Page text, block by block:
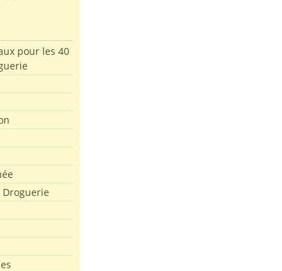
pour les 40
Droguerie